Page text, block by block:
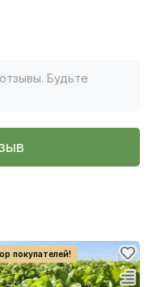
Будьте